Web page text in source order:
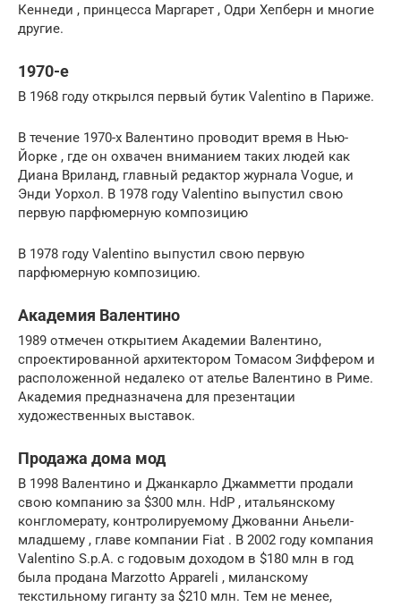
Кеннеди , принцесса Маргарет , Одри Хепберн и многие
другие.
1970-е
В 1968 году открылся первый бутик Valentino в Париже.
В течение 1970-х Валентино проводит время в Нью-
Йорке , где он охвачен вниманием таких людей как
Диана Вриланд, главный редактор журнала Vogue, и
Энди Уорхол. В 1978 году Valentino выпустил свою
первую парфюмерную композицию
В 1978 году Valentino выпустил свою первую
парфюмерную композицию.
Академия Валентино
1989 отмечен открытием Академии Валентино,
спроектированной архитектором Томасом Зиффером и
расположенной недалеко от ателье Валентино в Риме.
Академия предназначена для презентации
художественных выставок.
Продажа дома мод
В 1998 Валентино и Джанкарло Джамметти продали
свою компанию за $300 млн. HdP , итальянскому
конгломерату, контролируемому Джованни Аньели-
младшему , главе компании Fiat . В 2002 году компания
Valentino S.p.A. с годовым доходом в $180 млн в год
была продана Marzotto Appareli , миланскому
текстильному гиганту за $210 млн. Тем не менее,